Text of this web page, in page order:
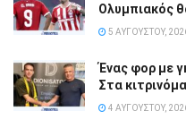
Ολυμπιακός
5 ΑΥΓΟΎΣΤΟΥ,
Ένας φορ με
Στα
4 ΑΥΓΟΎΣΤΟΥ,